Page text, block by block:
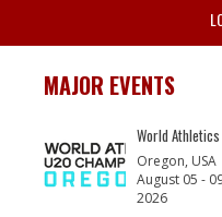
MAJOR EVENTS
World
Oregon, USA
August 05 -
2026